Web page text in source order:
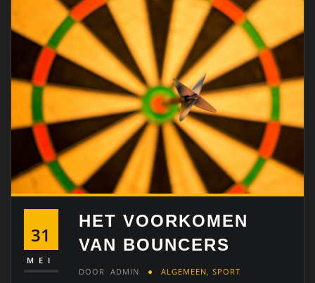
31
MEI
HET VOORKOMEN
VAN BOUNCERS
DOOR ADMIN ALGEMEEN SPORT